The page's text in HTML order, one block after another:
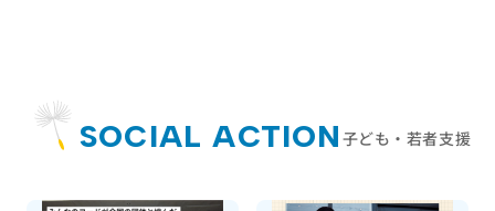
SOCIAL ACTION 子ども・若者支援